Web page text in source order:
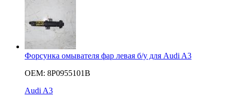
Форсунка омывателя фар левая б/у для Audi A3
OEM: 8P0955101B
Audi A3